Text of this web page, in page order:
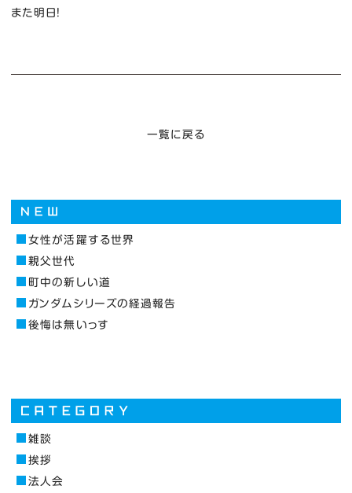
また明日！
一覧に戻る
女性が活躍する世界
親父世代
町中の新しい道
ガンダムシリーズの経過報告
後悔は無いっす
雑談
挨拶
法人会